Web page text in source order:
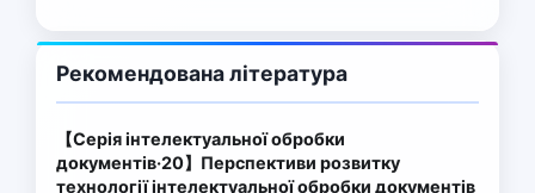
Рекомендована література
【Серія інтелектуальної обробки
документів·20】Перспективи розвитку
технології інтелектуальної обробки документів